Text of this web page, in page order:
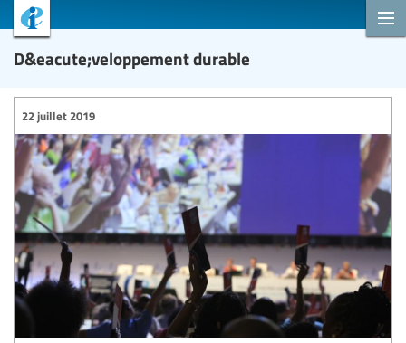
D&eacute;veloppement durable
22 juillet 2019